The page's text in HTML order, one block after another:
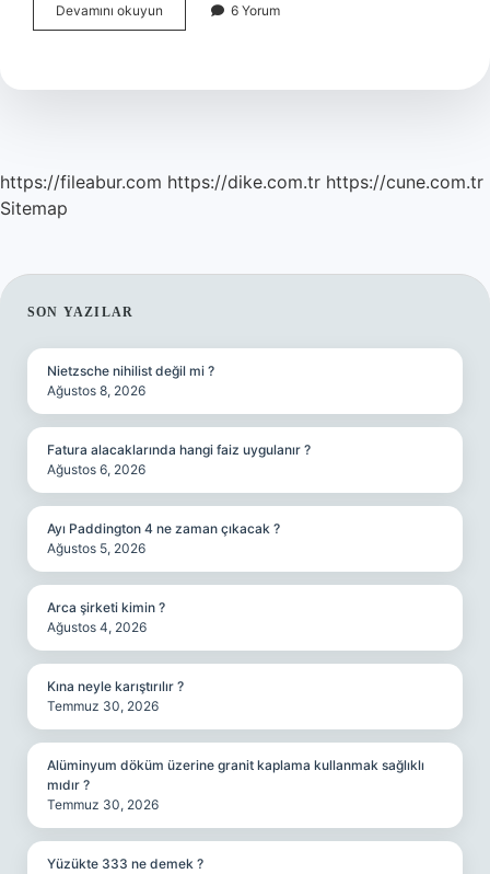
Devamını okuyun Gastropanel
testi
6 Yorum
https://fileabur.com https://dike.com.tr https://cune.com.tr
Sitemap
SIDEBAR
SON YAZILAR
Nietzsche nihilist değil mi ?
Ağustos 8, 2026
Fatura alacaklarında hangi faiz uygulanır ?
Ağustos 6, 2026
Ayı Paddington 4 ne zaman çıkacak ?
Ağustos 5, 2026
Arca şirketi kimin ?
Ağustos 4, 2026
Kına neyle karıştırılır ?
Temmuz 30, 2026
Alüminyum döküm üzerine granit kaplama kullanmak sağlıklı
mıdır ?
Temmuz 30, 2026
Yüzükte 333 ne demek ?